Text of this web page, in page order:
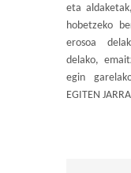
eta
hobetzeko
erosoa
delako,
egin
EGITEN